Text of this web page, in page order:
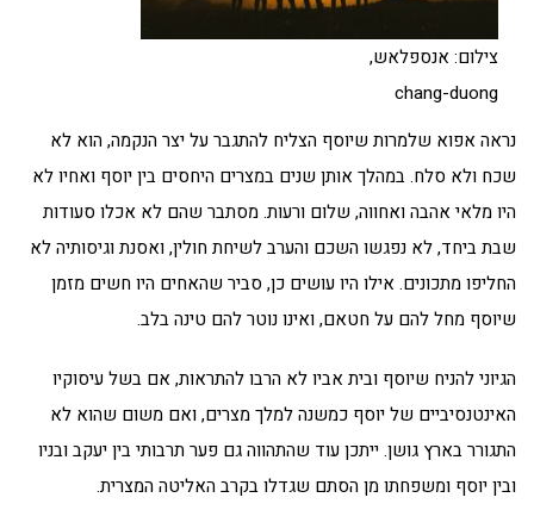
צילום: אנספלאש,
chang-duong
נראה אפוא שלמרות שיוסף הצליח להתגבר על יצר הנקמה, הוא לא
שכח ולא סלח. במהלך אותן שנים במצרים היחסים בין יוסף ואחיו לא
היו מלאי אהבה ואחווה, שלום ורעות. מסתבר שהם לא אכלו סעודות
שבת ביחד, לא נפגשו השכם והערב לשיחת חולין, ואסנת וגיסותיה לא
החליפו מתכונים. אילו היו עושים כן, סביר שהאחים היו חשים מזמן
שיוסף מחל להם על חטאם, ואינו נוטר להם טינה בלב.
הגיוני להניח שיוסף ובית אביו לא הרבו להתראות, אם בשל עיסוקיו
האינטנסיביים של יוסף כמשנה למלך מצרים, ואם משום שהוא לא
התגורר בארץ גושן. ייתכן עוד שהתהווה גם פער תרבותי בין יעקב ובניו
ובין יוסף ומשפחתו מן הסתם שגדלו בקרב האליטה המצרית.